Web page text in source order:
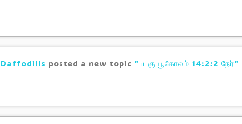
Daffodills posted a new topic "படகு பூகோலம் 14:2:2 நேர்"